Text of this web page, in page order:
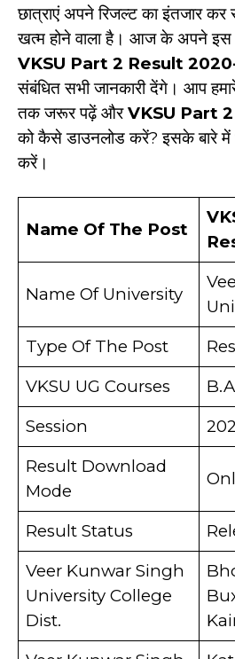
छात्राएं अपने रिजल्ट का इंतजार
खत्म होने वाला है। आज के अपने
VKSU Part 2 Result
संबंधित सभी जानकारी देंगे। आप
तक जरूर पढ़ें औरVKSU Part
को कैसे डाउनलोड करें? इसके बारे में
करें।
Name Of The Post
Name Of University
Type Of The Post
VKSU UG Courses
Session
Result Download
Mode
Result Status
Veer Kunwar Singh
University College
Dist.